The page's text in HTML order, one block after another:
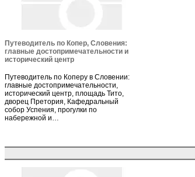
Путеводитель по Копер, Словения:
главные достопримечательности и
исторический центр
Путеводитель по Коперу в Словении:
главные достопримечательности,
исторический центр, площадь Тито,
дворец Претория, Кафедральный
собор Успения, прогулки по
набережной и…